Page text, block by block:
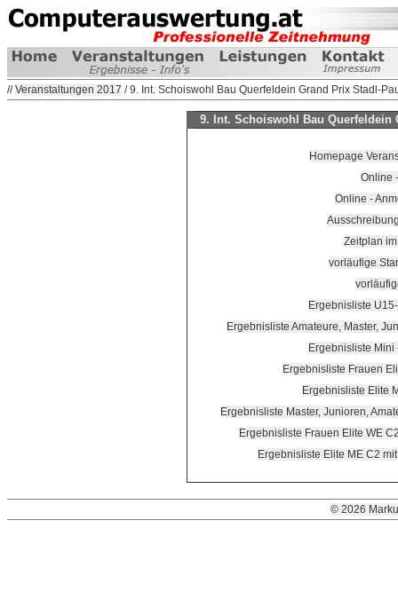
//Veranstaltungen 2017 / 9. Int. Schoiswohl Bau Querfeldein Grand Prix Stadl-
9. Int. Schoiswohl Bau Querfeldein
Homepage
Online
Online -
Zeitplan
vorläufige
Ergebnisliste
Ergebnisliste Amateure, Master,
Ergebnisliste Mini
Ergebnisliste Frauen
Ergebnisliste Elite
Ergebnisliste Master, Junioren,
Ergebnisliste Frauen Elite WE
Ergebnisliste Elite ME C2
© 2026